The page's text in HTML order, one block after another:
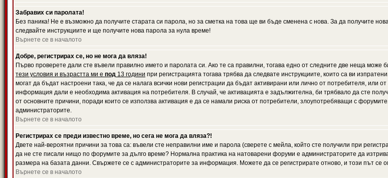
Забравих си паролата!
Без паника! Не е възможно да получите старата си парола, но за сметка на това ще ви бъде сменена с нова. За да получите
следвайте инструкциите и ще получите нова парола за нула време!
Върнете се в началото
Добре, регистрирах се, но не мога да вляза!
Първо проверете дали сте въвели правилно името и паролата си. Ако те са правилни, тогава едно от следните две неща може
тези условия и възрастта ми е под 13 години при регистрацията тогава трябва да следвате инструкциите, които са ви
могат да бъдат настроени така, че да се налага всички нови регистрации да бъдат активирани или лично от потребителя, или
информация дали е необходима активация на потребителя. В случай, че активацията е задължителна, би трябвало да сте
от основните причини, поради които се използва активация е да се намали риска от потребители, злоупотребяващи с
администраторите.
Върнете се в началото
Регистрирах се преди известно време, но сега не мога да вляза?!
Двете най-вероятни причини за това са: въвели сте неправилни име и парола (сверете с мейла, който сте получили при
да не сте писали нищо по форумите за дълго време? Нормална практика на натоварени форуми е администраторите да
размера на базата данни. Свържете се с администраторите за информация. Можете да се регистрирате отново, и този път се
Върнете се в началото